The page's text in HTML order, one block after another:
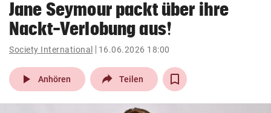
account_circle Anmelden
pin_drop
Wien arrow_right
bookmark
Jane Seymour packt über ihre
Nackt-Verlobung aus!
Society International 16.06.2026 18:00
play_arrow Anhören Teilen